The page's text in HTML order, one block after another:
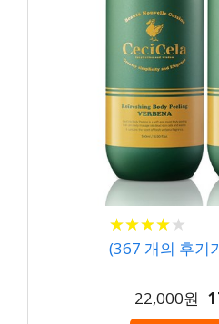
★★★★★
★★★★★
(367 개의 후기
22,000원